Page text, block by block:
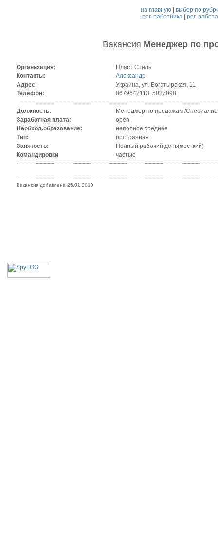
на главную |выбор по
рег. работника| рег.
Вакансия Менеджер по
Организация:
Пласт Стиль
Контакты:
Александр
Адрес:
Украина, ул. Богатырская, 11
Телефон:
0679642113, 5037098
Должность:
Менеджер по продажам /
Заработная плата:
open
Необход.образование:
неполное среднее
Тип:
постоянная
Занятость:
Полный рабочий день(жесткий)
Командировки
частые
Вакансия добавлена 25.01.2010